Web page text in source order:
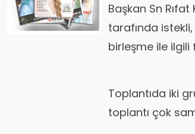
Başkan Sn
tarafında
birleşme ile ilgili
Toplantıda iki
toplantı çok